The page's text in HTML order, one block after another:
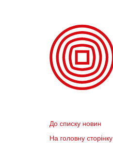
До списку новин
На головну сторінку